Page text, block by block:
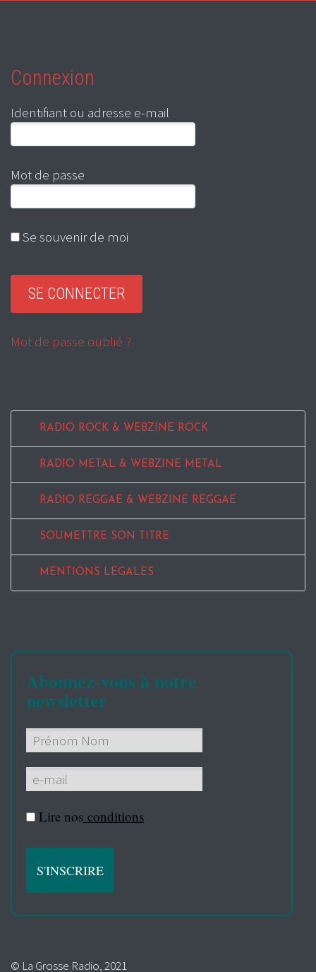
Connexion
Identifiant ou adresse e-mail
Mot de passe
Se souvenir de moi
Mot de passe oublié ?
RADIO ROCK & WEBZINE ROCK
RADIO METAL & WEBZINE METAL
RADIO REGGAE & WEBZINE REGGAE
SOUMETTRE SON TITRE
MENTIONS LEGALES
Abonnez-vous à notre
newsletter
Lire nos conditions
© La Grosse Radio, 2021